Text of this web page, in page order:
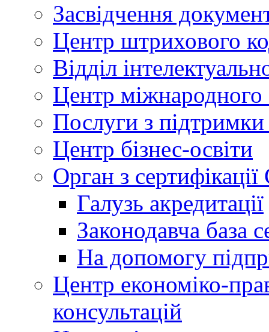
Засвідчення
Центр штрихового
Відділ
Центр міжнародного
Послуги з підтримки
Центр бізнес-освіти
Орган з
Галузь акредитації
Законодавча база
На допомогу
Центр економіко-
консультацій